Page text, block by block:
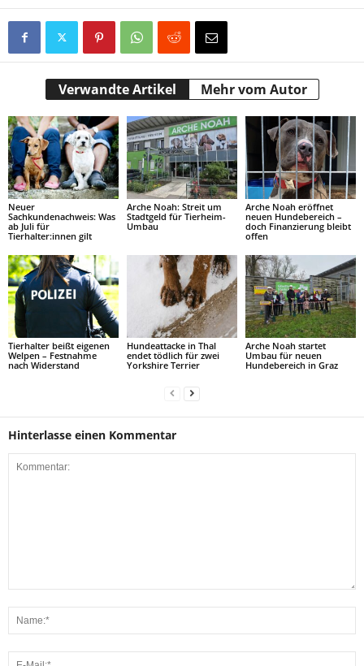
Verwandte Artikel Mehr vom Autor
Neuer
Sachkundenachweis: Was
ab Juli für
Tierhalter:innen gilt
Arche Noah: Streit um
Stadtgeld für Tierheim-
Umbau
Arche Noah eröffnet
neuen Hundebereich –
doch Finanzierung bleibt
offen
Tierhalter beißt eigenen
Welpen – Festnahme
nach Widerstand
Hundeattacke in Thal
endet tödlich für zwei
Yorkshire Terrier
Arche Noah startet
Umbau für neuen
Hundebereich in Graz
Hinterlasse einen Kommentar